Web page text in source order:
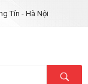
Tín - Hà Nội